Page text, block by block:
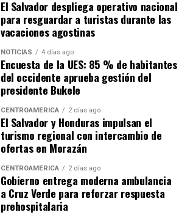
El Salvador despliega operativo nacional
para resguardar a turistas durante las
vacaciones agostinas
NOTICIAS 4 días ago
Encuesta de la UES: 85 % de habitantes
del occidente aprueba gestión del
presidente Bukele
CENTROAMÉRICA 2 días ago
El Salvador y Honduras impulsan el
turismo regional con intercambio de
ofertas en Morazán
CENTROAMÉRICA 2 días ago
Gobierno entrega moderna ambulancia
a Cruz Verde para reforzar respuesta
prehospitalaria